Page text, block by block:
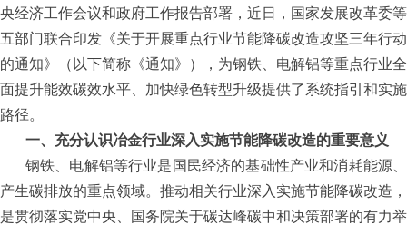
央经济工作会议和政府工作报告部署，近日，国家发展改革委等
五部门联合印发《关于开展重点行业节能降碳改造攻坚三年行动
的通知》（以下简称《通知》），为钢铁、电解铝等重点行业全
面提升能效碳效水平、加快绿色转型升级提供了系统指引和实施
路径。
一、充分认识冶金行业深入实施节能降碳改造的重要意义
钢铁、电解铝等行业是国民经济的基础性产业和消耗能源、
产生碳排放的重点领域。推动相关行业深入实施节能降碳改造，
是贯彻落实党中央、国务院关于碳达峰碳中和决策部署的有力举